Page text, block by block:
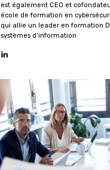
est également CEO et
école de formation en
qui allie un leader en formation
systèmes d’information